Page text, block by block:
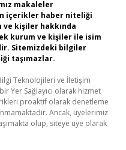
makaleler
içerikler haber niteliği
kişiler hakkında
kurum ve kişiler ile isim
Sitemizdeki bilgiler
taşımazlar.
Teknolojileri ve İletişim
Yer Sağlayıcı olarak hizmet
proaktif olarak denetleme
Ancak, üyelerimiz
olup, siteye üye olarak